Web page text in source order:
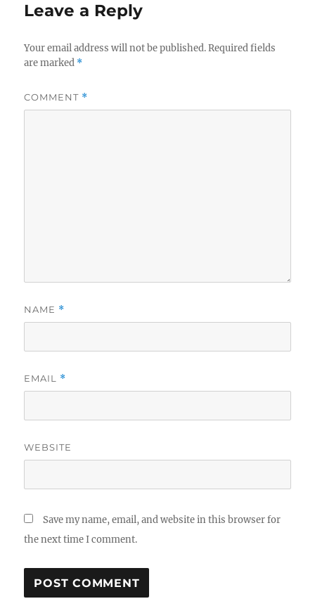
Leave a Reply
Your email address will not be published. Required fields
are marked *
COMMENT *
NAME *
EMAIL *
WEBSITE
Save my name, email, and website in this browser for
the next time I comment.